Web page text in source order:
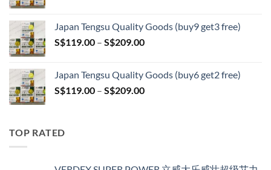
through
S$209.00
Japan Tengsu Quality Goods (buy9 get3 free)
S$119.00 – S$209.00Price
through
S$209.00
Japan Tengsu Quality Goods (buy6 get2 free)
S$119.00 – S$209.00Price
TOP RATED